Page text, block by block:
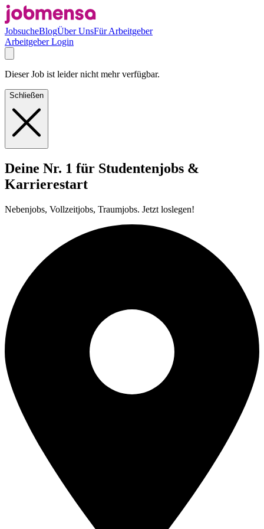
JobsucheBlogÜber UnsFür Arbeitgeber
Arbeitgeber Login
Dieser Job ist leider nicht mehr verfügbar.
Schließen
Deine Nr. 1 für Studentenjobs &
Karrierestart
Nebenjobs, Vollzeitjobs, Traumjobs. Jetzt loslegen!